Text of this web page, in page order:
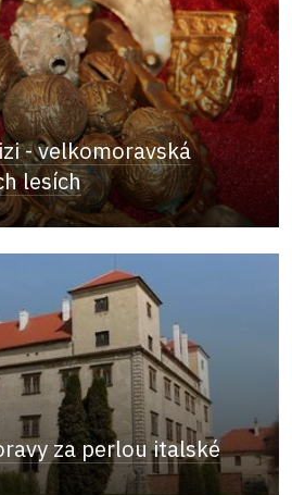
- velkomoravská
lesích
za perlou italské